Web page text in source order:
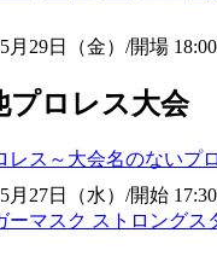
月29日（金） /開場
プロレス大会
レス～大会名のないプ
月27日（水） /開始 17:30
ーマスク ストロングス